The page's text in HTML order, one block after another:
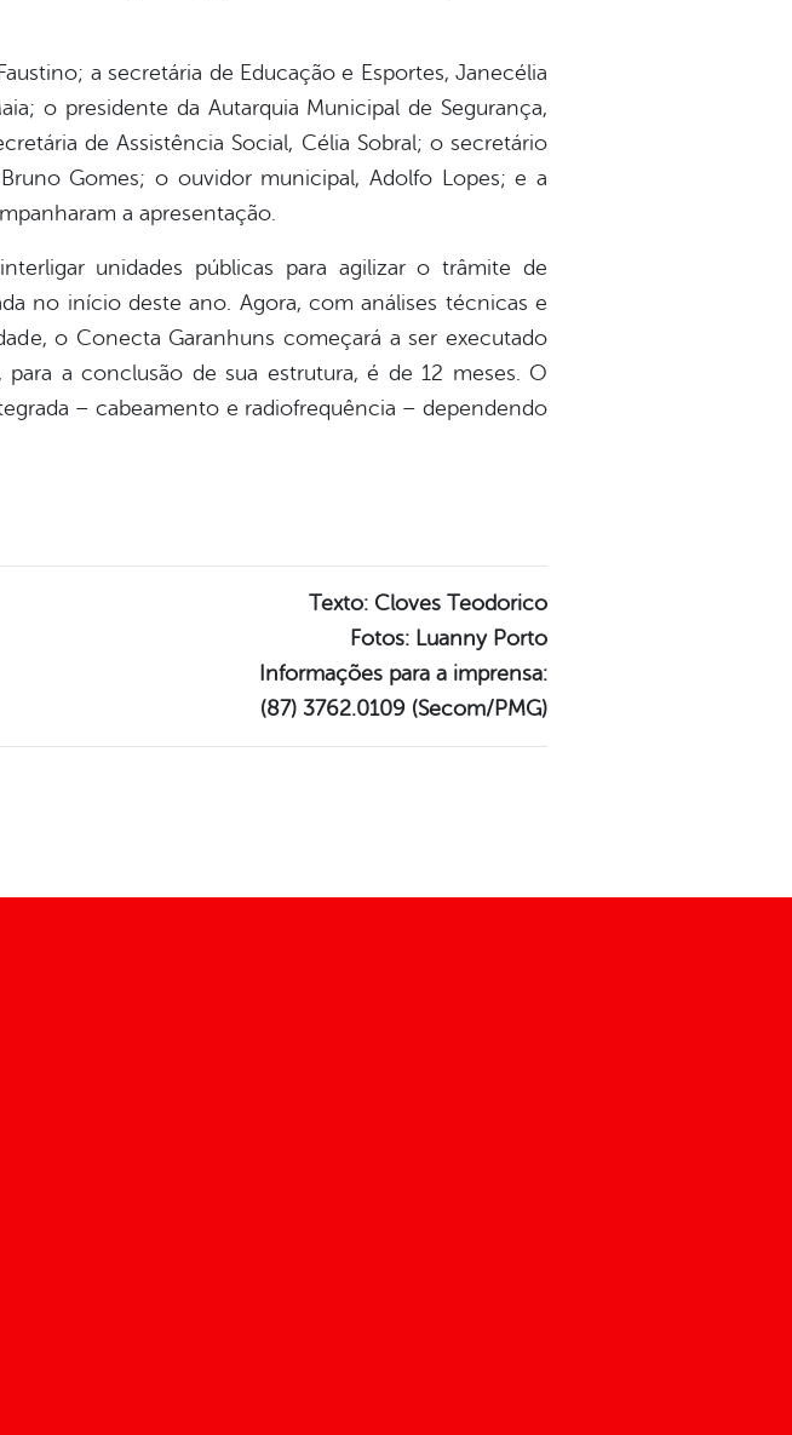
a secretária de Educação e Esportes, Janecélia
o presidente da Autarquia Municipal de Segurança,
de Assistência Social, Célia Sobral; o secretário
Gomes; o ouvidor municipal, Adolfo Lopes; e a
a apresentação.
unidades públicas para agilizar o trâmite de
no início deste ano. Agora, com análises técnicas e
o Conecta Garanhuns começará a ser executado
a conclusão de sua estrutura, é de 12 meses. O
– cabeamento e radiofrequência – dependendo
Texto: Cloves Teodorico
Fotos: Luanny Porto
Informações para a imprensa:
(87) 3762.0109 (Secom/PMG)